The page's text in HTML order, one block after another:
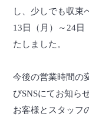
し、少しでも収束
13日（月）～24日
たしました。
今後の営業時間の
びSNSにてお知ら
お客様とスタッフ